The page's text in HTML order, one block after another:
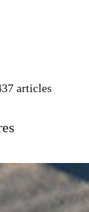
articles